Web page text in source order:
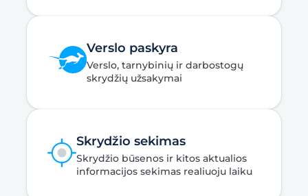
Verslo paskyra
Verslo, tarnybinių ir darbostogų
skrydžių užsakymai
Skrydžio sekimas
Skrydžio būsenos ir kitos aktualios
informacijos sekimas realiuoju laiku